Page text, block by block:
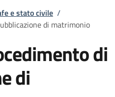
e stato civile /
di matrimonio
di
di